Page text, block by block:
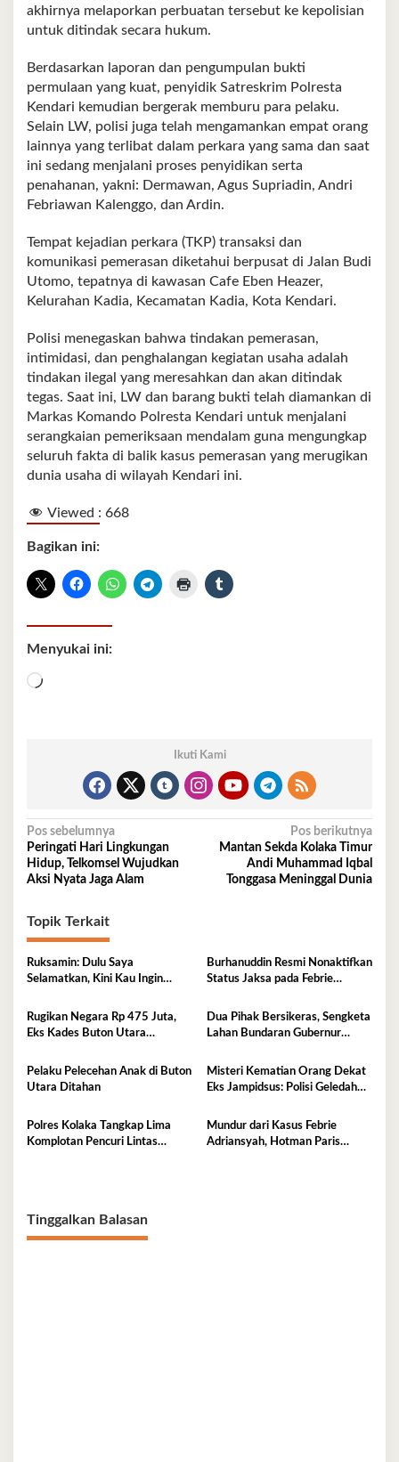
akhirnya melaporkan perbuatan tersebut ke kepolisian
untuk ditindak secara hukum.
Berdasarkan laporan dan pengumpulan bukti
permulaan yang kuat, penyidik Satreskrim Polresta
Kendari kemudian bergerak memburu para pelaku.
Selain LW, polisi juga telah mengamankan empat orang
lainnya yang terlibat dalam perkara yang sama dan saat
ini sedang menjalani proses penyidikan serta
penahanan, yakni: Dermawan, Agus Supriadin, Andri
Febriawan Kalenggo, dan Ardin.
Tempat kejadian perkara (TKP) transaksi dan
komunikasi pemerasan diketahui berpusat di Jalan Budi
Utomo, tepatnya di kawasan Cafe Eben Heazer,
Kelurahan Kadia, Kecamatan Kadia, Kota Kendari.
Polisi menegaskan bahwa tindakan pemerasan,
intimidasi, dan penghalangan kegiatan usaha adalah
tindakan ilegal yang meresahkan dan akan ditindak
tegas. Saat ini, LW dan barang bukti telah diamankan di
Markas Komando Polresta Kendari untuk menjalani
serangkaian pemeriksaan mendalam guna mengungkap
seluruh fakta di balik kasus pemerasan yang merugikan
dunia usaha di wilayah Kendari ini.
Viewed : 668
Bagikan ini:
Menyukai ini:
Memuat...
Ikuti Kami
Navigasi
pos
Pos sebelumnya
Peringati Hari Lingkungan
Hidup, Telkomsel Wujudkan
Aksi Nyata Jaga Alam
Pos berikutnya
Mantan Sekda Kolaka Timur
Andi Muhammad Iqbal
Tonggasa Meninggal Dunia
Topik Terkait
Ruksamin: Dulu Saya
Selamatkan, Kini Kau Ingin
Burhanuddin Resmi Nonaktifkan
Status Jaksa pada Febrie
Rugikan Negara Rp 475 Juta,
Eks Kades Buton Utara
Dua Pihak Bersikeras, Sengketa
Lahan Bundaran Gubernur
Pelaku Pelecehan Anak di Buton
Utara Ditahan
Misteri Kematian Orang Dekat
Eks Jampidsus: Polisi Geledah
Polres Kolaka Tangkap Lima
Komplotan Pencuri Lintas
Mundur dari Kasus Febrie
Adriansyah, Hotman Paris
Tinggalkan Balasan